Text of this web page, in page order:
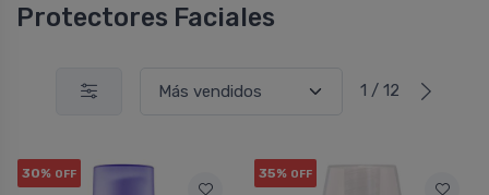
Protectores Faciales
1 / 12
30% OFF 35% OFF